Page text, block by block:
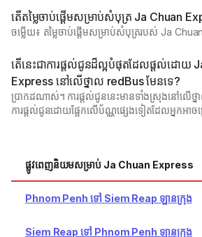
តើតម្លៃចាប់ផ្ដើមសម្រាប់សំបុត្រ Ja Chuan
ចម្លើយ៖ តម្លៃចាប់ផ្ដើមសម្រាប់សំបុត្ររបស់ Ja
តើនេះជាការផ្តល់ជូនដ៏ល្អបំផុតដែលផ្តល់ដោយ
Express នៅលើថ្នាល redBus មែនទេ?
ប្រាកដណាស់។ ការផ្តល់ជូននេះមានទាំងស្រុងនៅលើ
ការផ្តល់ជូនដោយផ្អែកលើប័ណ្ណផ្សេងទៀតដែលអ្នកអា
ផ្លូវពេញនិយមសម្រាប់ Ja Chuan Express
Phnom Penh ទៅ Siem Reap ឡានក្រុង
Siem Reap ទៅ Phnom Penh ឡានក្រុង